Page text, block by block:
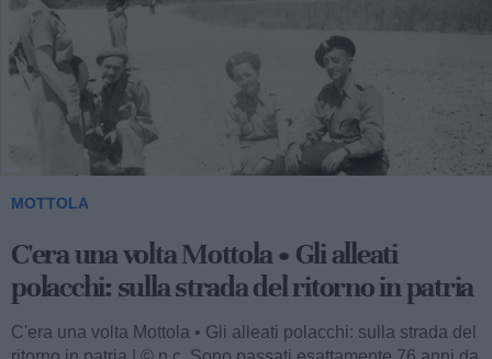
C'era una volta Mottola • La banda
musicale: quando arriva è giorno di festa
C'era una volta Mottola • La banda musicale: quando arriva
è giorno di festa | © n.c. Il popolo ha amato le bande